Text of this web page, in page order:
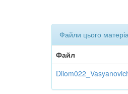
Файли цього
Файл